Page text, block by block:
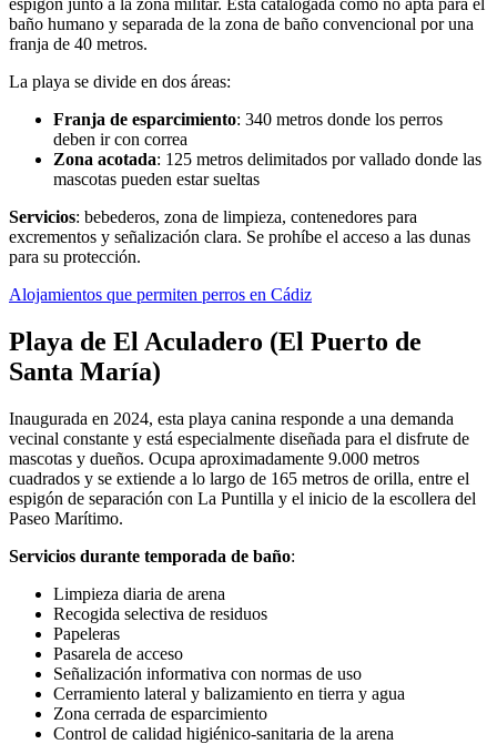
baño humano y separada de la zona de baño convencional por una
franja de 40 metros.
La playa se divide en dos áreas:
Franja de esparcimiento: 340 metros donde los perros
deben ir con correa
Zona acotada: 125 metros delimitados por vallado donde las
mascotas pueden estar sueltas
Servicios: bebederos, zona de limpieza, contenedores para
excrementos y señalización clara. Se prohíbe el acceso a las dunas
para su protección.
Alojamientos que permiten perros en Cádiz
Playa de El Aculadero (El Puerto de
Santa María)
Inaugurada en 2024, esta playa canina responde a una demanda
vecinal constante y está especialmente diseñada para el disfrute de
mascotas y dueños. Ocupa aproximadamente 9.000 metros
cuadrados y se extiende a lo largo de 165 metros de orilla, entre el
espigón de separación con La Puntilla y el inicio de la escollera del
Paseo Marítimo.
Servicios durante temporada de baño:
Limpieza diaria de arena
Recogida selectiva de residuos
Papeleras
Pasarela de acceso
Señalización informativa con normas de uso
Cerramiento lateral y balizamiento en tierra y agua
Zona cerrada de esparcimiento
Control de calidad higiénico-sanitaria de la arena